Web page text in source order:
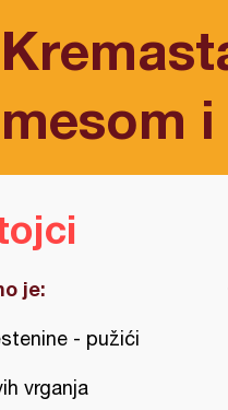
mesom
je:
- pužići
vrganja